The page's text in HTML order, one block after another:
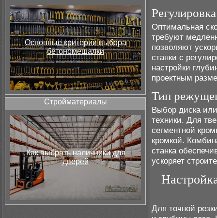
Основные критерии выбора
бетономешалки
Стройматериалы
Как выбрать наличники для
дверей
Оптимальная
требуют
позволяют
станки с
настройки
проектным
Тип
Выбор диска
техники. Для
сегментной
кромкой.
станка
ускоряет
Для точной